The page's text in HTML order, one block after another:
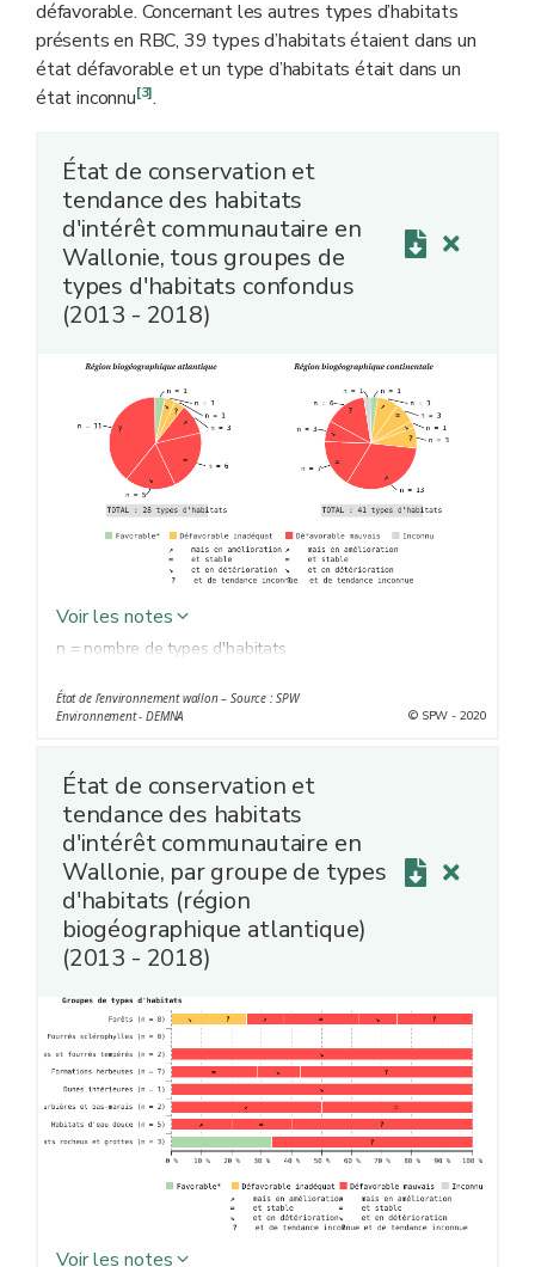
défavorable. Concernant les autres types d’habitats
présents en RBC, 39 types d’habitats étaient dans un
état défavorable et un type d’habitats était dans un
état inconnu[3].
État de conservation et
tendance des habitats
d'intérêt communautaire en
Wallonie, tous groupes de
types d'habitats confondus
(2013 - 2018)
Voir les notes
n = nombre de types d'habitats
conditions climatiques et physico-chimiques particulières
pelouse calcaire ou tourbière haute).
* Un statut favorable ne peut généralement être obtenu
que si la tendance est stable ou en amélioration.
État de l’environnement wallon – Source : SPW
Environnement - DEMNA
© SPW - 2020
État de conservation et
tendance des habitats
d'intérêt communautaire en
Wallonie, par groupe de types
d'habitats (région
biogéographique atlantique)
(2013 - 2018)
Voir les notes